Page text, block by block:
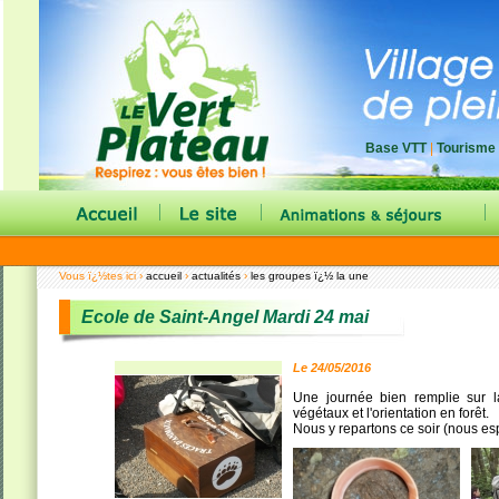
Vous ï¿½tes ici › accueil › actualités › les groupes ï¿½ la une
Ecole de Saint-Angel Mardi 24 mai
Le 24/05/2016
Une journée bien remplie sur
végétaux et l'orientation en forêt.
Nous y repartons ce soir (nous
| | |
Base VTT|Tourisme